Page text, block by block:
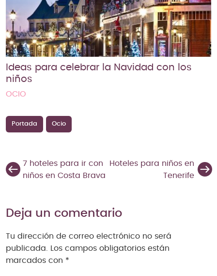
Ideas para celebrar la Navidad con los
niños
OCIO
Portada Ocio
7 hoteles para ir con
niños en Costa Brava
Hoteles para niños en
Tenerife
Deja un comentario
Tu dirección de correo electrónico no será
publicada.
Los campos obligatorios están
marcados con *